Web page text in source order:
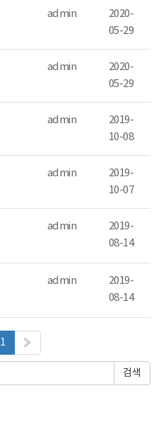
admin
2020-
05-29
admin
2020-
05-29
admin
2019-
10-08
admin
2019-
10-07
admin
2019-
08-14
admin
2019-
08-14
1 »